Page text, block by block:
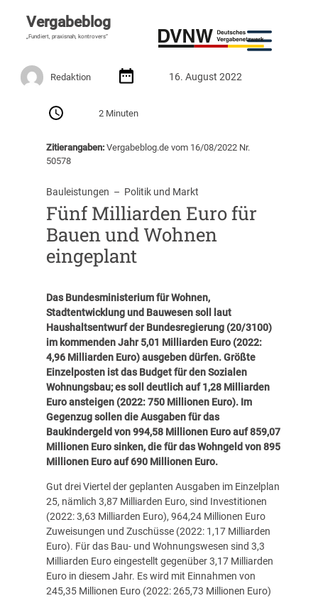
Vergabeblog
„Fundiert, praxisnah, kontrovers“
Redaktion 16. August 2022
2 Minuten
Zitierangaben:Vergabeblog.de vom 16/08/2022 Nr.
50578
Bauleistungen
  –
Politik und Markt
Fünf Milliarden Euro für
Bauen und Wohnen
eingeplant
Das Bundesministerium für Wohnen,
Stadtentwicklung und Bauwesen soll laut
Haushaltsentwurf der Bundesregierung (20/3100)
im kommenden Jahr 5,01 Milliarden Euro (2022:
4,96 Milliarden Euro) ausgeben dürfen. Größte
Einzelposten ist das Budget für den Sozialen
Wohnungsbau; es soll deutlich auf 1,28 Milliarden
Euro ansteigen (2022: 750 Millionen Euro). Im
Gegenzug sollen die Ausgaben für das
Baukindergeld von 994,58 Millionen Euro auf 859,07
Millionen Euro sinken, die für das Wohngeld von 895
Millionen Euro auf 690 Millionen Euro.
Gut drei Viertel der geplanten Ausgaben im Einzelplan
25, nämlich 3,87 Milliarden Euro, sind Investitionen
(2022: 3,63 Milliarden Euro), 964,24 Millionen Euro
Zuweisungen und Zuschüsse (2022: 1,17 Milliarden
Euro). Für das Bau- und Wohnungswesen sind 3,3
Milliarden Euro eingestellt gegenüber 3,17 Milliarden
Euro in diesem Jahr. Es wird mit Einnahmen von
245,35 Millionen Euro (2022: 265,73 Millionen Euro)